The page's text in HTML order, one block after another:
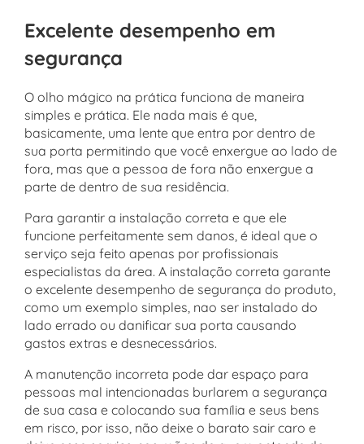
Excelente desempenho em
segurança
O olho mágico na prática funciona de maneira
simples e prática. Ele nada mais é que,
basicamente, uma lente que entra por dentro de
sua porta permitindo que você enxergue ao lado de
fora, mas que a pessoa de fora não enxergue a
parte de dentro de sua residência.
Para garantir a instalação correta e que ele
funcione perfeitamente sem danos, é ideal que o
serviço seja feito apenas por profissionais
especialistas da área. A instalação correta garante
o excelente desempenho de segurança do produto,
como um exemplo simples, nao ser instalado do
lado errado ou danificar sua porta causando
gastos extras e desnecessários.
A manutenção incorreta pode dar espaço para
pessoas mal intencionadas burlarem a segurança
de sua casa e colocando sua família e seus bens
em risco, por isso, não deixe o barato sair caro e